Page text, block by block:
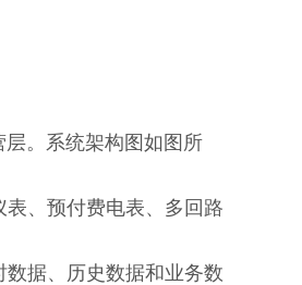
。系统架构图如图所
、预付费电表、多回路
据、历史数据和业务数